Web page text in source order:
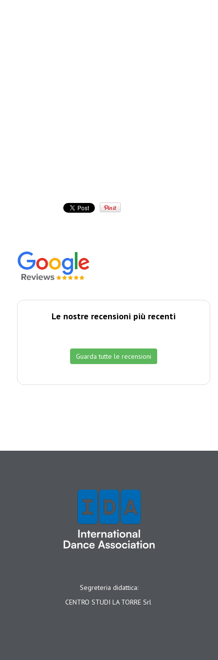
Le nostre recensioni più recenti
Guarda tutte le recensioni
Segreteria didattica:
CENTRO STUDI LA TORRE Srl